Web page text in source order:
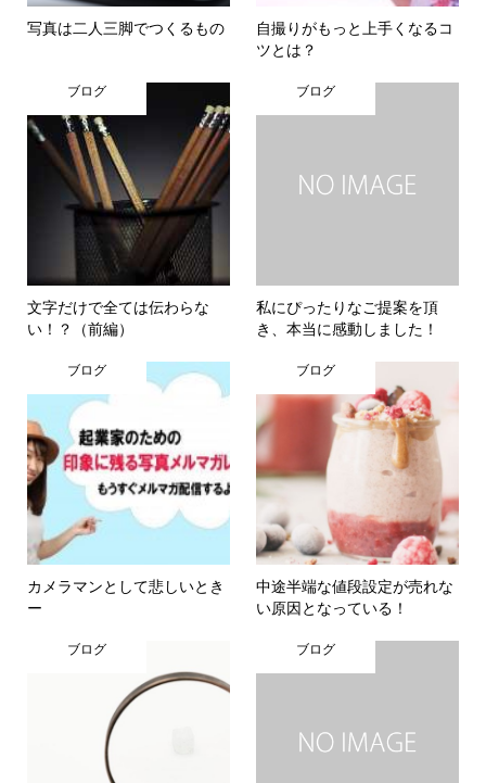
写真は二人三脚でつくるもの
自撮りがもっと上手くなるコ
ツとは？
ブログ
文字だけで全ては伝わらな
い！？（前編）
ブログ
私にぴったりなご提案を頂
き、本当に感動しました！
ブログ
カメラマンとして悲しいとき
ー
ブログ
中途半端な値段設定が売れな
い原因となっている！
ブログ ブログ